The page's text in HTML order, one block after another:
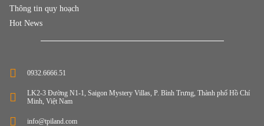
Thông tin quy hoạch
Hot News
0932.6666.51
LK2-3 Đường N1-1, Saigon Mystery Villas, P. Bình Trưng, Thành phố Hồ Chí
Minh, Việt Nam
info@tpiland.com